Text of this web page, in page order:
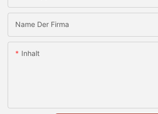
Name Der Firma
Inhalt